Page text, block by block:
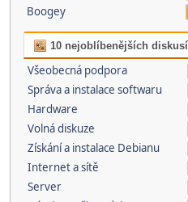
Boogey
10 nejoblíbenějších diskusí
Všeobecná podpora
Správa a instalace softwaru
Hardware
Volná diskuze
Získání a instalace Debianu
Internet a sítě
Server